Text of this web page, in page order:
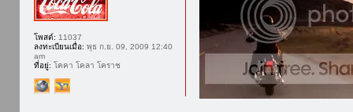
โพสต์: 11037
ลงทะเบียนเมื่อ: พุธ ก.ย. 09, 2009 12:40
am
ที่อยู่: โคคา โคลา โคราช